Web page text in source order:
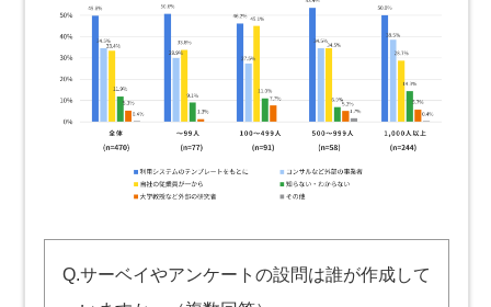
Q.サーベイやアンケートの設問は誰が作成して